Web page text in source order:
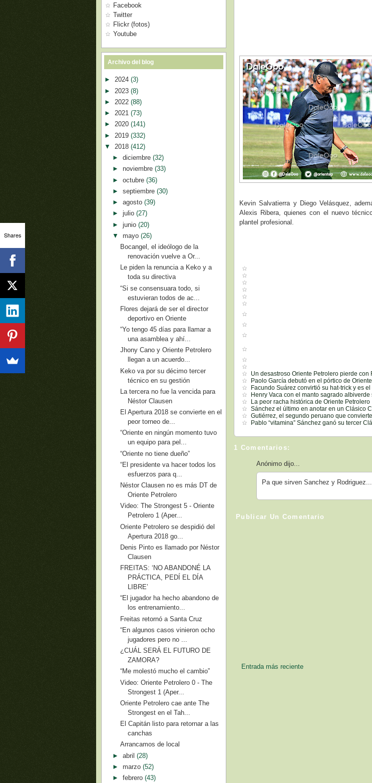
Kevin Salvatierra y Diego Velásquez,
Alexis Ribera, quienes con el nuevo
plantel profesional.
Un desastroso Oriente Petrolero pierde con
Paolo García debutó en el pórtico de
Facundo Suárez convirtió su hat-trick y es
Henry Vaca con el manto sagrado
La peor racha histórica de Oriente Petrolero
Sánchez el último en anotar en un Clásico
Gutiérrez, el segundo peruano que
Pablo “vitamina” Sánchez ganó su tercer
1 Comentarios:
Anónimo dijo...
Pa que sirven Sanchez y
Publicar Un Comentario
Entrada más reciente
Facebook
Twitter
Flickr (fotos)
Youtube
Archivo del blog
► 2024 (3)
► 2023 (8)
► 2022 (88)
► 2021 (73)
► 2020 (141)
► 2019 (332)
▼ 2018 (412)
► diciembre (32)
► noviembre (33)
► octubre (36)
► septiembre (30)
► agosto (39)
► julio (27)
► junio (20)
▼ mayo (26)
Bocangel, el ideólogo de la
renovación vuelve a Or...
Le piden la renuncia a Keko y a
toda su directiva
“Si se consensuara todo, si
estuvieran todos de ac...
Flores dejará de ser el director
deportivo en Oriente
“Yo tengo 45 días para llamar a
una asamblea y ahí...
Jhony Cano y Oriente Petrolero
llegan a un acuerdo...
Keko va por su décimo tercer
técnico en su gestión
La tercera no fue la vencida para
Néstor Clausen
El Apertura 2018 se convierte en el
peor torneo de...
“Oriente en ningún momento tuvo
un equipo para pel...
“Oriente no tiene dueño”
“El presidente va hacer todos los
esfuerzos para q...
Néstor Clausen no es más DT de
Oriente Petrolero
Video: The Strongest 5 - Oriente
Petrolero 1 (Aper...
Oriente Petrolero se despidió del
Apertura 2018 go...
Denis Pinto es llamado por Néstor
Clausen
FREITAS: ‘NO ABANDONÉ LA
PRÁCTICA, PEDÍ EL DÍA
LIBRE’
“El jugador ha hecho abandono de
los entrenamiento...
Freitas retornó a Santa Cruz
“En algunos casos vinieron ocho
jugadores pero no ...
¿CUÁL SERÁ EL FUTURO DE
ZAMORA?
“Me molestó mucho el cambio”
Video: Oriente Petrolero 0 - The
Strongest 1 (Aper...
Oriente Petrolero cae ante The
Strongest en el Tah...
El Capitán listo para retornar a las
canchas
Arrancamos de local
► abril (28)
► marzo (52)
► febrero (43)
Shares